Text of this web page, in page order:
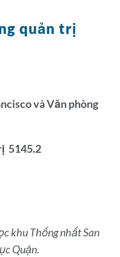
quản trị
và Văn phòng
5145.2
khu Thống nhất San
Quận.